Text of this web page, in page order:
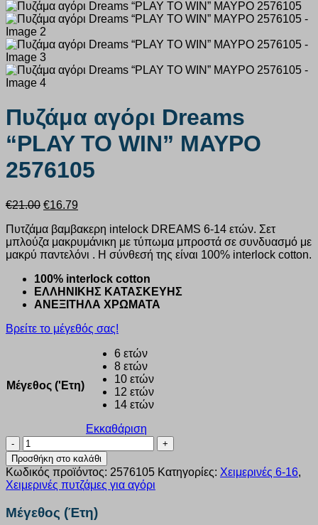
Πυζάμα αγόρι Dreams
“PLAY TO WIN” ΜΑΥΡΟ
2576105
€21.00 Original
was:
€21.00.
€16.79Η
τιμή
είναι:
€16.79.
Πυτζάμα βαμβακερη intelock DREAMS 6-14 ετών. Σετ
μπλούζα μακρυμάνικη με τύπωμα μπροστά σε συνδυασμό με
μακρύ παντελόνι . Η σύνθεσή της είναι 100% interlock cotton.
100% interlock cotton
ΕΛΛΗΝΙΚΗΣ ΚΑΤΑΣΚΕΥΗΣ
ΑΝΕΞΙΤΗΛΑ ΧΡΩΜΑΤΑ
Βρείτε το μέγεθός σας!
Μέγεθος ('Ετη)
6 ετών
8 ετών
10 ετών
12 ετών
14 ετών
Εκκαθάριση
Πυζάμα
αγόρι
Dreams
“PLAY
TO
WIN”
ΜΑΥΡΟ
Προσθήκη στο καλάθι
Κωδικός προϊόντος: 2576105 Κατηγορίες: Χειμερινές 6-16,
Χειμερινές πυτζάμες για αγόρι
Μέγεθος (Έτη)